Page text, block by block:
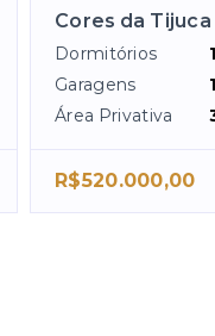
Cores da Tijuca
Dormitórios
1
Garagens
1
Área Privativa
R$520.000,00